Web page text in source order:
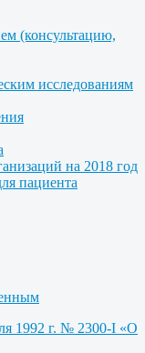
(консультацию,
исследованиям
на 2018 год
пациента
1992 г. № 2300-I «О